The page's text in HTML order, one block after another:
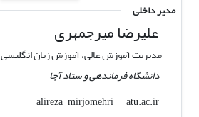
مدیر داخلی
علیرضا میرجمهری
مدیریت آموزش عالی، آموزش زبان انگلیسی
دانشگاه فرماندهی و ستاد آجا
alireza_mirjomehri
atu.ac.ir